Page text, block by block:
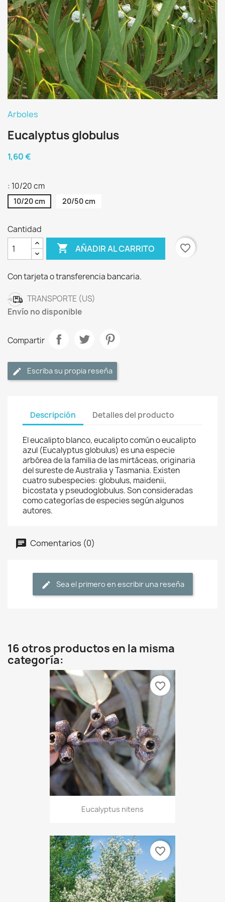
Arboles
Eucalyptus globulus
1,60 €
: 10/20 cm
10/20 cm 20/50 cm
Cantidad
 AÑADIR AL CARRITO favorite_border
Con tarjeta o transferencia bancaria.
TRANSPORTE (US)
Envío no disponible
Compartir
Escriba su propia reseña
Descripción Detalles del producto
El eucalipto blanco, eucalipto común o eucalipto
azul (Eucalyptus globulus) es una especie
arbórea de la familia de las mirtáceas, originaria
del sureste de Australia y Tasmania. Existen
cuatro subespecies: globulus, maidenii,
bicostata y pseudoglobulus. Son consideradas
como categorías de especies según algunos
autores.
Comentarios (0)
Sea el primero en escribir una reseña
16 otros productos en la misma
categoría:
Eucalyptus nitens
favorite_border
favorite_border